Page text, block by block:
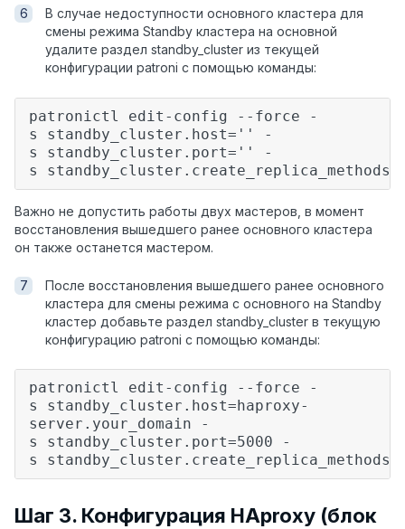
В случае недоступности основного кластера для
смены режима Standby кластера на основной
удалите раздел standby_cluster из текущей
конфигурации patroni с помощью команды:
patronictl edit-config --force -
s standby_cluster.host='' -
s standby_cluster.port='' -
s
Важно не допустить работы двух мастеров, в момент
восстановления вышедшего ранее основного кластера
он также останется мастером.
После восстановления вышедшего ранее основного
кластера для смены режима с основного на Standby
кластер добавьте раздел standby_cluster в текущую
конфигурацию patroni с помощью команды:
patronictl edit-config --force -
s standby_cluster.host=haproxy-
server.your_domain -
s standby_cluster.port=5000 -
s
Шаг 3. Конфигурация HAproxy (блок